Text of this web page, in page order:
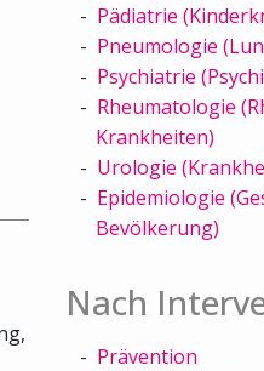
Pädiatrie
Pneumologie
Psychiatrie
Rheumatologie
Krankheiten)
Urologie
Epidemiologie
Bevölkerung)
Nach
Prävention